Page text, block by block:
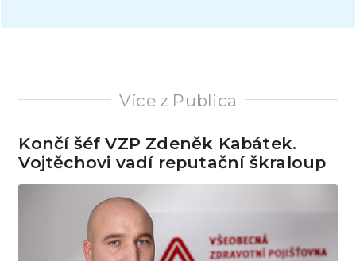
Více z Publica
Končí šéf VZP Zdeněk Kabátek.
Vojtěchovi vadí reputační škraloup